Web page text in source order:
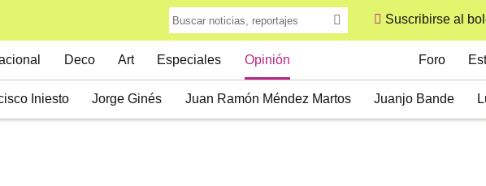
Suscribirse al
Deco Art Especiales Opinión
Iniesto Jorge Ginés Juan Ramón Méndez Martos Juanjo Bande
Foro